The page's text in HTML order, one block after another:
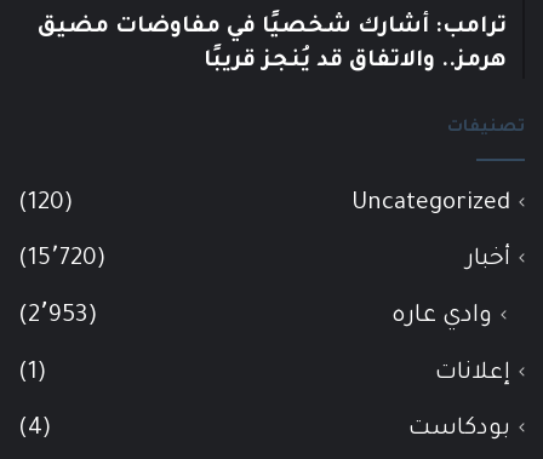
ترامب: أشارك شخصيًا في مفاوضات مضيق
هرمز.. والاتفاق قد يُنجز قريبًا
تصنيفات
Uncategorized
(120)
أخبار (15٬720)
وادي عاره (2٬953)
إعلانات (1)
بودكاست (4)